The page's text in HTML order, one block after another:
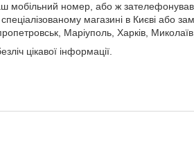
мобільний номер, або ж
магазині в Києві або
Маріуполь, Харків,
цікавої інформації.